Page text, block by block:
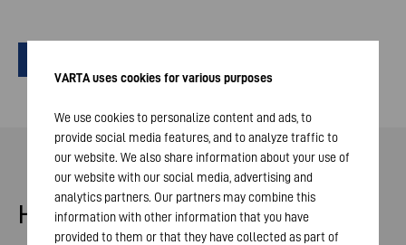
Home Lights
VARTA uses cookies for various purposes
We use cookies to personalize content and ads, to
provide social media features, and to analyze traffic to
our website. We also share information about your use of
our website with our social media, advertising and
analytics partners. Our partners may combine this
information with other information that you have
provided to them or that they have collected as part of